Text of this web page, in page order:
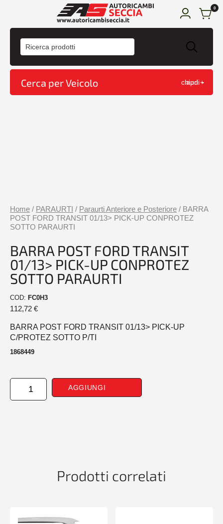
0
Cerca per Veicolo apri +
chiudi -
HOME
CONDIZIONI DI VENDITA
Home / PARAURTI / Paraurti Anteriore e Posteriore / BARRA
POST FORD TRANSIT 01/13> PICK-UP CONPROTEZ
SOTTO PARAURTI
BARRA POST FORD TRANSIT
01/13> PICK-UP CONPROTEZ
SOTTO PARAURTI
COD: FC0H3
112,72 €
BARRA POST FORD TRANSIT 01/13> PICK-UP
C/PROTEZ SOTTO P/TI
1868449
BARRA
POST
AGGIUNGI
Prodotti correlati